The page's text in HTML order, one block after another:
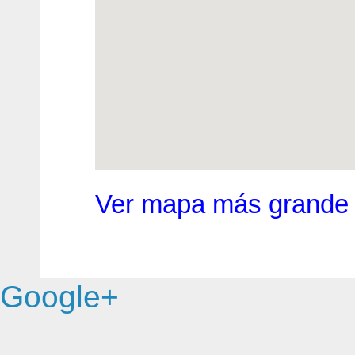
Ver mapa más grande
Google+